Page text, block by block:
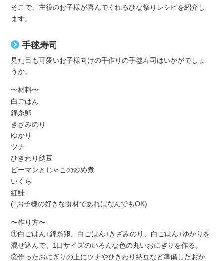
そこで、主役のお子様が喜んでくれるひな祭りレシピを紹介し
ます。
手毬寿司
見た目も可愛いお子様向けの手作りの手毬寿司はいかがでしょ
うか。
〜材料〜
白ごはん
錦糸卵
きざみのり
ゆかり
ツナ
ひきわり納豆
ピーマンとじゃこの炒め煮
いくら
紅鮭
(↑お子様の好きな食材であればなんでもOK)
〜作り方〜
①白ごはん+錦糸卵、白ごはん+きざみのり、白ごはん+ゆかりを
混ぜ込んで、1口サイズのいろんな色の丸いおにぎりを作る。
②作ったおにぎりの上にツナやひきわり納豆など準備したおか